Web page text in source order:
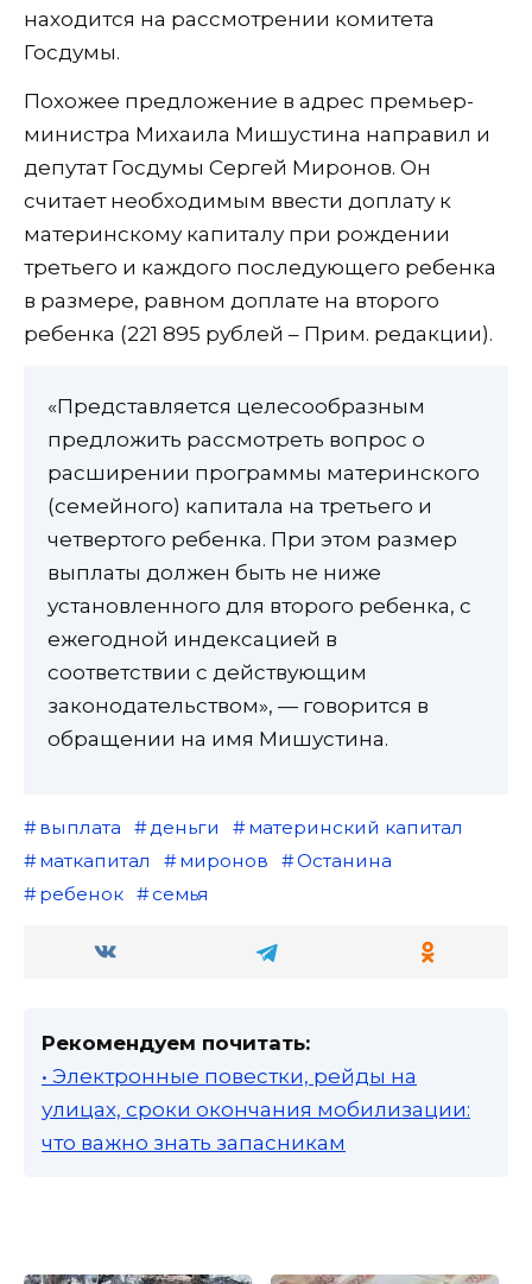
находится на рассмотрении комитета
Госдумы.
Похожее предложение в адрес премьер-
министра Михаила Мишустина направил и
депутат Госдумы Сергей Миронов. Он
считает необходимым ввести доплату к
материнскому капиталу при рождении
третьего и каждого последующего ребенка
в размере, равном доплате на второго
ребенка (221 895 рублей – Прим. редакции).
«Представляется целесообразным
предложить рассмотреть вопрос о
расширении программы материнского
(семейного) капитала на третьего и
четвертого ребенка. При этом размер
выплаты должен быть не ниже
установленного для второго ребенка, с
ежегодной индексацией в
соответствии с действующим
законодательством», — говорится в
обращении на имя Мишустина.
выплата деньги
материнский капитал
маткапитал
миронов
Останина
ребенок
семья
Рекомендуем почитать:
• Электронные повестки, рейды на
улицах, сроки окончания мобилизации:
что важно знать запасникам